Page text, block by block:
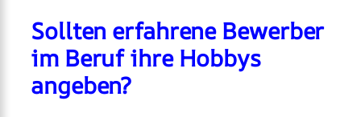
Sollten erfahrene Bewerber
im Beruf ihre Hobbys
angeben?